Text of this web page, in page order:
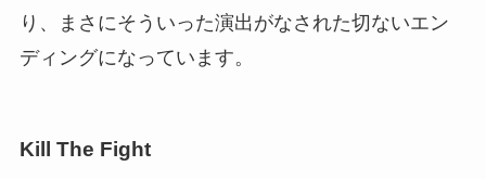
り、まさにそういった演出がなされた切ないエン
ディングになっています。
Kill The Fight